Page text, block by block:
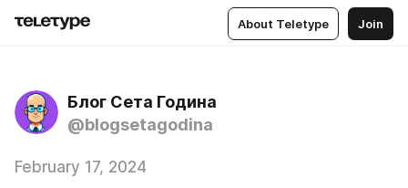
About Teletype Join
Блог Сета Година
@blogsetagodina
February 17, 2024